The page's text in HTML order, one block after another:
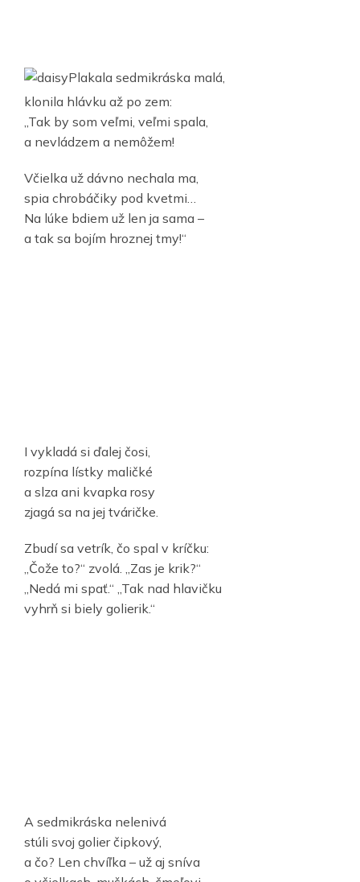
Plakala sedmikráska malá,
klonila hlávku až po zem:
„Tak by som veľmi, veľmi spala,
a nevládzem a nemôžem!
Včielka už dávno nechala ma,
spia chrobáčiky pod kvetmi…
Na lúke bdiem už len ja sama –
a tak sa bojím hroznej tmy!“
I vykladá si ďalej čosi,
rozpína lístky maličké
a slza ani kvapka rosy
zjagá sa na jej tváričke.
Zbudí sa vetrík, čo spal v kríčku:
„Čože to?“ zvolá. „Zas je krik?“
„Nedá mi spať.“ „Tak nad hlavičku
vyhrň si biely golierik.“
A sedmikráska nelenivá
stúli svoj golier čipkový,
a čo? Len chvíľka – už aj sníva